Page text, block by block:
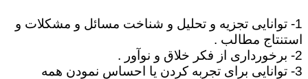
1- توانایی تجزیه و تحلیل و شناخت مسائل و مشکلات و
استنتاج مطالب .
2- برخورداری از فکر خلاق و نوآور .
3- توانایی برای تجربه کردن یا احساس نمودن همه